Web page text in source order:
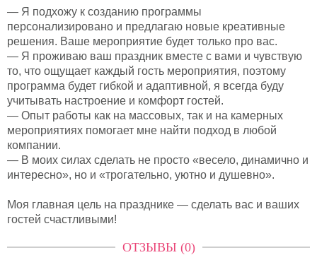
— Я подхожу к созданию программы
персонализировано и предлагаю новые креативные
решения. Ваше мероприятие будет только про вас.
— Я проживаю ваш праздник вместе с вами и чувствую
то, что ощущает каждый гость мероприятия, поэтому
программа будет гибкой и адаптивной, я всегда буду
учитывать настроение и комфорт гостей.
— Опыт работы как на массовых, так и на камерных
мероприятиях помогает мне найти подход в любой
компании.
— В моих силах сделать не просто «весело, динамично и
интересно», но и «трогательно, уютно и душевно».
Моя главная цель на празднике — сделать вас и ваших
гостей счастливыми!
ОТЗЫВЫ (0)